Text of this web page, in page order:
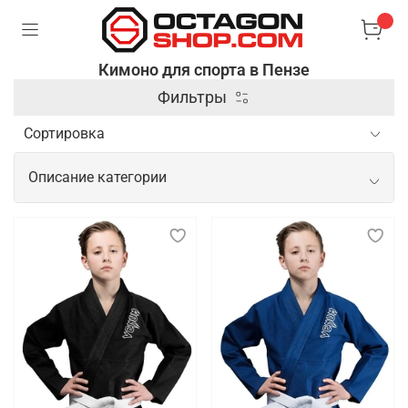
Кимоно для спорта в Пензе
Фильтры
Описание категории
Спортивное кимоно для тренировок и
показательных выступлений
Спортивное кимоно — это специальная одежда,
используемая в боевых искусствах и
единоборствах, таких как дзюдо, карате, айкидо и
бразильское джиу-джитсу. Оно изготавливается из
плотной и прочной ткани, которая выдерживает
интенсивные нагрузки и частые захваты,